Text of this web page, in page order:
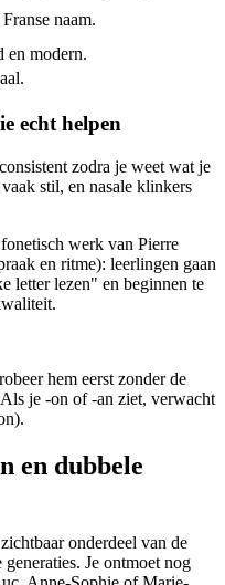
naam.
en modern.
echt helpen
zodra je weet wat je
stil, en nasale klinkers
werk van Pierre
en ritme): leerlingen gaan
letter lezen" en beginnen te
hem eerst zonder de
je -on of -an ziet, verwacht
en dubbele
onderdeel van de
Je ontmoet nog